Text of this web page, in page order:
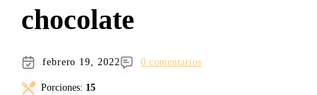
chocolate
febrero 19, 2022 0 comentarios
Porciones: 15